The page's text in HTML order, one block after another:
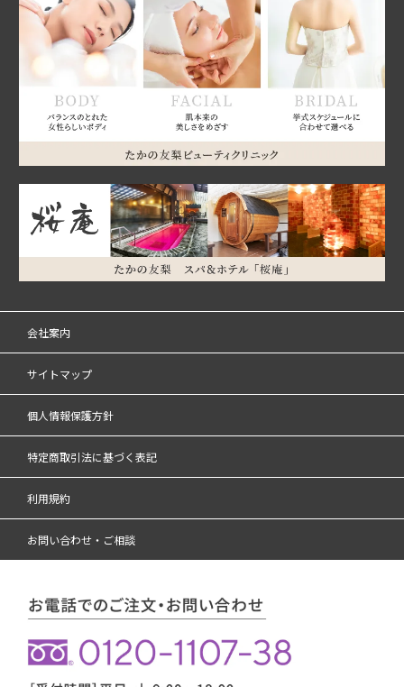
会社案内
サイトマップ
個人情報保護方針
特定商取引法に基づく表記
利用規約
お問い合わせ・ご相談